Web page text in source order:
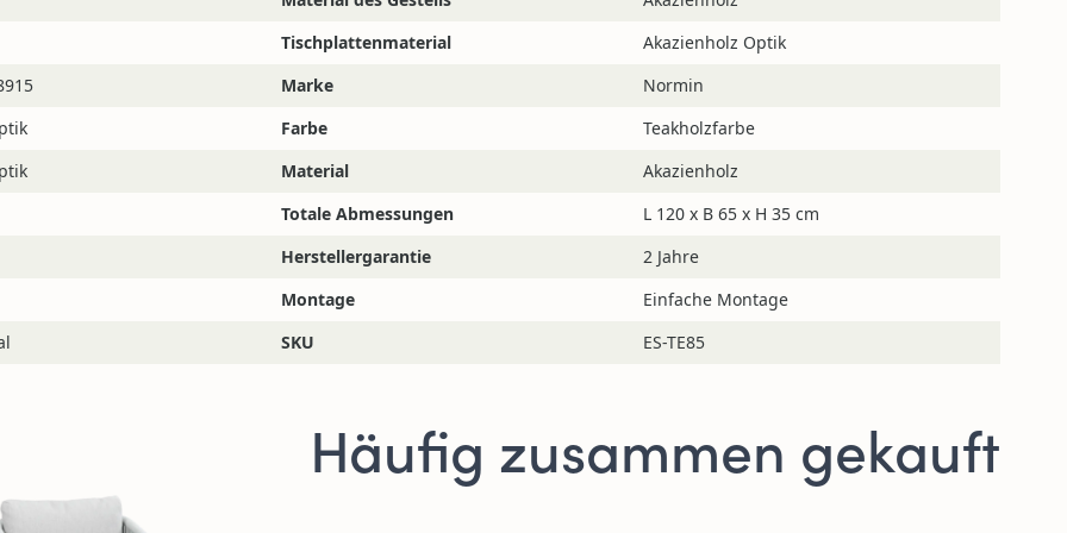
Die Chat-
der Öffnungszeiten
unter
Tischplattenmaterial
Akazienholz Optik
Marke
Normin
Farbe
Teakholzfarbe
Material
Akazienholz
Totale Abmessungen
L 120 x B 65 x H 35 cm
Herstellergarantie
2 Jahre
Montage
Einfache Montage
SKU
ES-TE85
Häufig zusammen gekauft